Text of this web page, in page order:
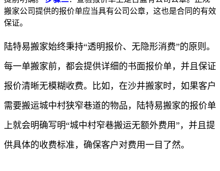
搬家公司提供的报价单应当具有公司公章，这也是合同的有效
保证。
陆特易搬家始终秉持“透明报价、无隐形消费”的原则。
每一单搬家前，都会提供详细的书面报价单，并且保证
报价清晰无模糊收费。比如，在沙井搬家时，如果客户
需要搬运城中村狭窄巷道的物品，陆特易搬家的报价单
上就会明确写明“城中村窄巷搬运无额外费用”，并且提
供具体的收费标准，确保客户对费用一目了然。